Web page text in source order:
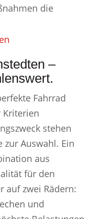
die
–
Fahrrad
Kriterien
stehen
zur Auswahl. Ein
aus
für den
auf zwei Rädern:
und